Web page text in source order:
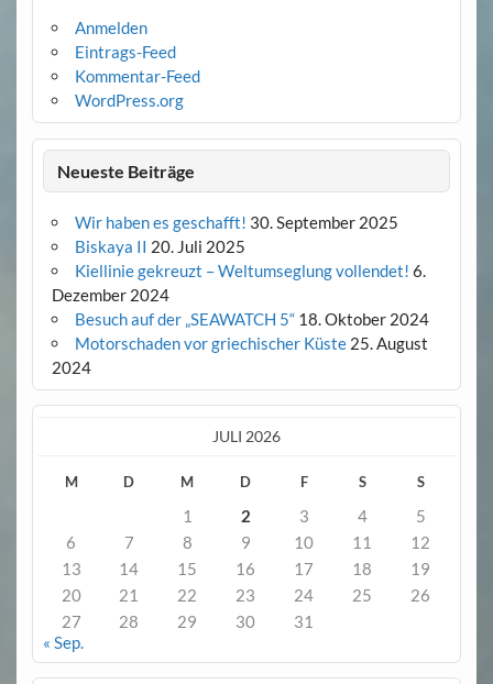
Anmelden
Eintrags-Feed
Kommentar-Feed
WordPress.org
Neueste Beiträge
Wir haben es geschafft! 30. September 2025
Biskaya II 20. Juli 2025
Kiellinie gekreuzt – Weltumseglung vollendet! 6.
Dezember 2024
Besuch auf der „SEAWATCH 5“ 18. Oktober 2024
Motorschaden vor griechischer Küste 25. August
2024
JULI 2026
M D M D F S S
1 2 3 4
5
6
7 8 9 10 11
12
13
14 15 16 17 18
19
20
21 22 23 24 25
26
27
28 29 30
31
« Sep.